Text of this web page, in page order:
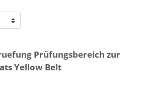
Prüfungsbereich zur
Yellow Belt